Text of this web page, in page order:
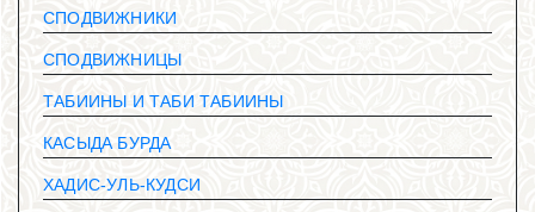
СПОДВИЖНИКИ
СПОДВИЖНИЦЫ
ТАБИИНЫ И ТАБИ ТАБИИНЫ
КАСЫДА БУРДА
ХАДИС-УЛЬ-КУДСИ